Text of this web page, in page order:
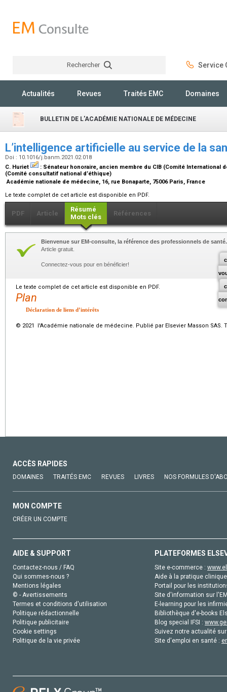
Rechercher Service
Actualités Revues Traités EMC Domaines
BULLETIN DE L'ACADÉMIE NATIONALE DE MÉDECINE
L’intelligence artificielle au service de la
Doi : 10.1016/j.banm.2021.02.018
C. Huriet
: Sénateur honoraire, ancien membre du CIB (Comité International
(Comité consultatif national d’éthique)
Académie nationale de médecine, 16, rue Bonaparte, 75006 Paris, France
Le texte complet de cet article est disponible en PDF.
PDF Article
Résumé
Mots clés
Références
Bienvenue sur EM-consulte, la référence des professionnels de santé.
Article gratuit.
Connectez-vous pour en bénéficier!
Le texte complet de cet article est disponible en PDF.
Plan
Déclaration de liens d’intérêts
© 2021 l'Académie nationale de médecine. Publié par Elsevier Masson SAS.
ACCÈS RAPIDES
DOMAINES TRAITÉS EMC REVUES LIVRES NOS FORMULES
MON COMPTE
CRÉER UN COMPTE
AIDE & SUPPORT
Contactez-nous / FAQ
Qui sommes-nous ?
Mentions légales
© - Avertissements
Termes et conditions d'utilisation
Politique rédactionnelle
Politique publicitaire
Cookie settings
Politique de la vie privée
PLATEFORMES
Site e-commerce :
Aide à la pratique
Portail pour les
Site d'information sur
E-learning pour les
Bibliothèque d'e-books
Blog special IFSI :
Suivez notre actualité
Site d'emploi en santé :